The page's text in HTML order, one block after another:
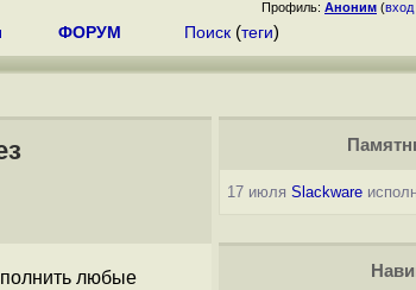
Профиль: Аноним (вход
ФОРУМ Поиск (теги)
любые
17 июля Slackware